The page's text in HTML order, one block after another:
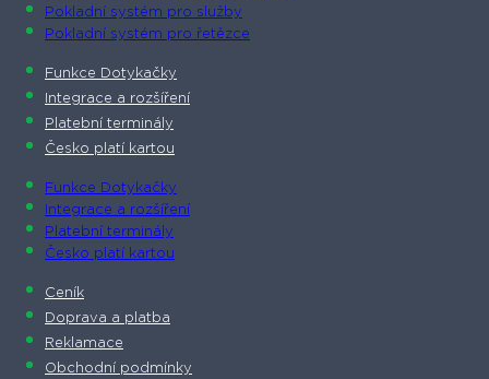
Pokladní systém pro služby
Pokladní systém pro řetězce
Funkce Dotykačky
Integrace a rozšíření
Platební terminály
Česko platí kartou
Funkce Dotykačky
Integrace a rozšíření
Platební terminály
Česko platí kartou
Ceník
Doprava a platba
Reklamace
Obchodní podmínky